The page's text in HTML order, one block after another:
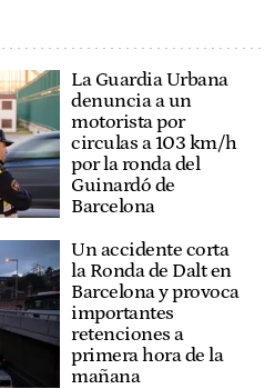
La Guardia Urbana
denuncia a un
motorista por
circulas a 103 km/h
por la ronda del
Guinardó de
Barcelona
Un accidente corta
la Ronda de Dalt en
Barcelona y provoca
importantes
retenciones a
primera hora de la
mañana